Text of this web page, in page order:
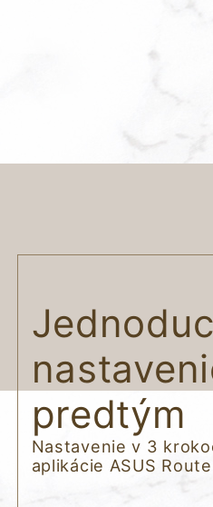
predtým
Nastavenie v 3
aplikácie ASUS